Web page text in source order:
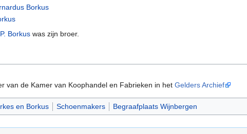
Borkus
Borkus was zijn broer.
van de Kamer van Koophandel en Fabrieken in hetGelders Archief
en Borkus Schoenmakers Begraafplaats Wijnbergen